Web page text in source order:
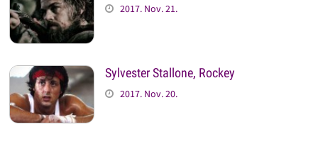
2017. Nov. 21.
Sylvester Stallone, Rockey
2017. Nov. 20.